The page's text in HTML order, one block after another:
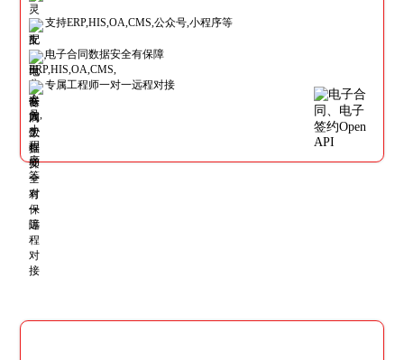
支持ERP,HIS,OA,CMS,公众号,小程序等
电子合同数据安全有保障
专属工程师一对一远程对接